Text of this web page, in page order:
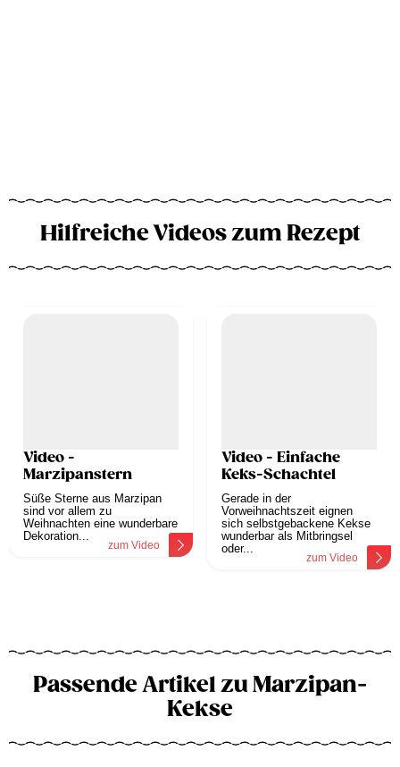
Hilfreiche Videos zum Rezept
Video -
Marzipanstern
Süße Sterne aus Marzipan
sind vor allem zu
Weihnachten eine wunderbare
Dekoration...
zum Video
Video - Einfache
Keks-Schachtel
Gerade in der
Vorweihnachtszeit eignen
sich selbstgebackene Kekse
wunderbar als Mitbringsel
oder...
zum Video
Passende Artikel zu Marzipan-
Kekse